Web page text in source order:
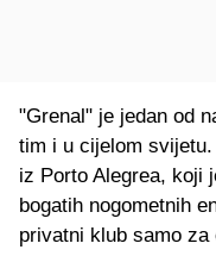
"Grenal" je jedan od
tim i u cijelom
iz Porto Alegrea, koji
bogatih nogometnih
privatni klub samo za